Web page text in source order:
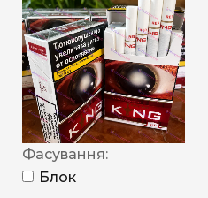
Фасування:
Блок